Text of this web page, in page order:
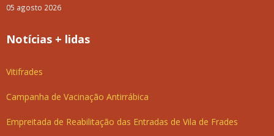
05 agosto 2026
Notícias + lidas
Vitifrades
Campanha de Vacinação Antirrábica
Empreitada de Reabilitação das Entradas de Vila de Frades